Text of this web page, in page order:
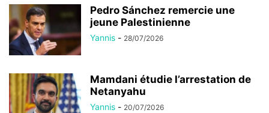
Pedro Sánchez remercie une
jeune Palestinienne
Yannis - 28/07/2026
Mamdani étudie l’arrestation de
Netanyahu
Yannis - 20/07/2026